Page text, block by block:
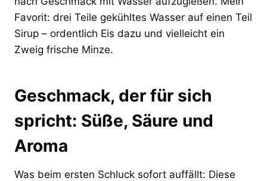
Favorit: drei Teile gekühltes Wasser auf einen Teil
Sirup – ordentlich Eis dazu und vielleicht ein
Zweig frische Minze.
Geschmack, der für sich
spricht: Süße, Säure und
Aroma
Was beim ersten Schluck sofort auffällt: Diese